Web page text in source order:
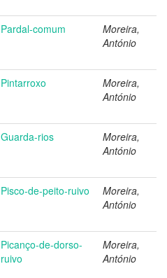
Pardal-comum
Moreira,
António
Pintarroxo
Moreira,
António
Guarda-rios
Moreira,
António
Pisco-de-peito-ruivo
Moreira,
António
Picanço-de-dorso-
ruivo
Moreira,
António